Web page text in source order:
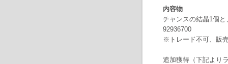
内容物
チャンスの結晶1個
92936700
※トレード不可、販
追加獲得（下記より